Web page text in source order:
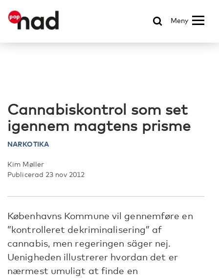
Meny
Cannabiskontrol som set
igennem magtens prisme
NARKOTIKA
Kim Møller
Publicerad 23 nov 2012
Københavns Kommune vil gennemføre en
”kontrolleret dekriminalisering” af
cannabis, men regeringen säger nej.
Uenigheden illustrerer hvordan det er
nærmest umuligt at finde en